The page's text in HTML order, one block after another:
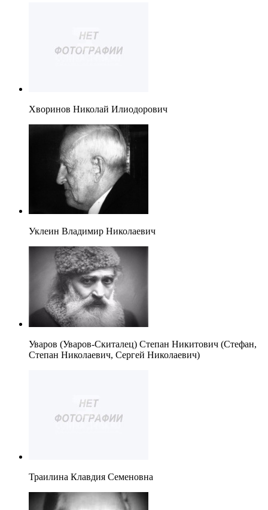
Хворинов Николай Илиодорович
Уклеин Владимир Николаевич
Уваров (Уваров-Скиталец) Степан Никитович (Стефан,
Степан Николаевич, Сергей Николаевич)
Траилина Клавдия Семеновна